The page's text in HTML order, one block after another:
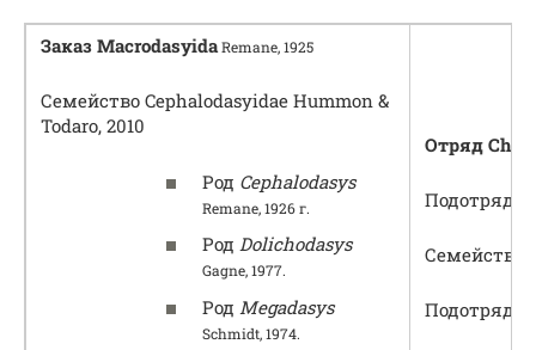
Заказ MacrodasyidaRemane, 1925
Семейство Cephalodasyidae Hummon &
Todaro, 2010
Род Cephalodasys
Remane, 1926 г.
Род Dolichodasys
Gagne, 1977.
Род Megadasys
Schmidt, 1974.
Отряд
Подотряд
Семейство
Подотряд